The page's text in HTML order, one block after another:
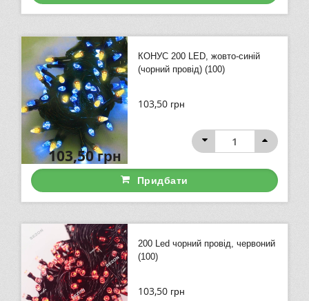
КОНУС 200 LED, жовто-синій
(чорний провід) (100)
103,50 грн
103,50грн
Придбати
200 Led чорний провід, червоний
(100)
103,50 грн